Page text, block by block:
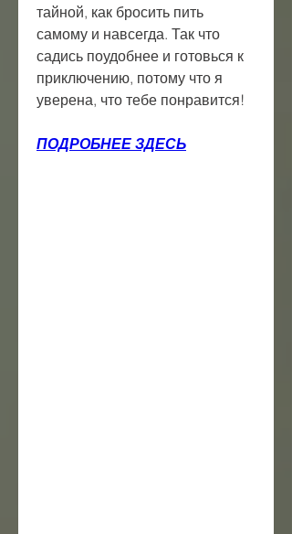
тайной, как бросить пить
самому и навсегда. Так что
садись поудобнее и готовься к
приключению, потому что я
уверена, что тебе понравится!
ПОДРОБНЕЕ ЗДЕСЬ